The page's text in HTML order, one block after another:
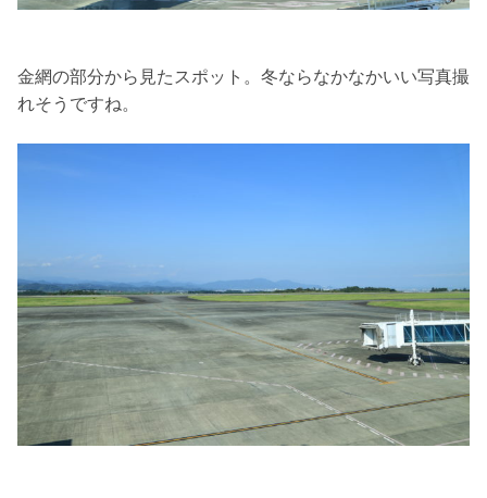
金網の部分から見たスポット。冬ならなかなかいい写真撮
れそうですね。